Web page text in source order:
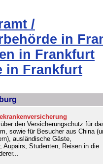
/
in
in Frankfurt
in Frankfurt
den Versicherungschutz für
sowie für Besucher aus China
ausländische Gäste,
Aupairs, Studenten, Reisen in die